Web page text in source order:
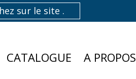
CATALOGUE A PROPOS